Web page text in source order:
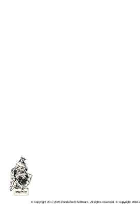
© Copyright 2010-2026 PandaTech Software, All rights reserved. © Copyright 2010-